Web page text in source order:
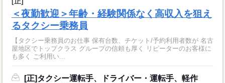
＜夜勤歓迎＞年齢・経験関係なく高収入を狙え
るタクシー乗務員
【タクシー乗務員のお仕事 保有台数、チケット/予約利用者数が 名古
屋地区でトップクラス グループの信頼も厚く リピーターのお客様に
も多く ご利用い...
[正]タクシー運転手、ドライバー・運転手、軽作